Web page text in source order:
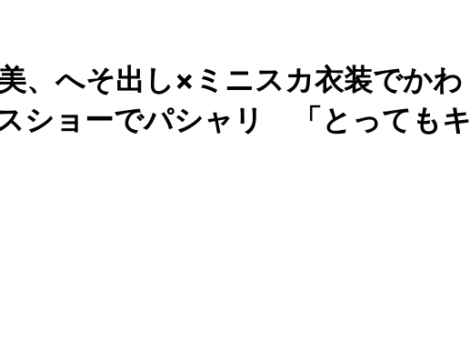
、へそ出し×ミニスカ衣装でかわ
ショーでパシャリ 「とってもキ